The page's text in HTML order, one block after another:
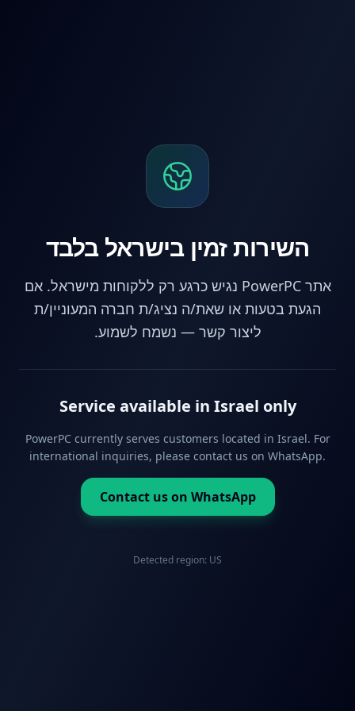
השירות זמין בישראל בלבד
אתר PowerPC נגיש כרגע רק ללקוחות מישראל. אם
הגעת בטעות או שאת/ה נציג/ת חברה המעוניין/ת
ליצור קשר — נשמח לשמוע.
Service available in Israel only
PowerPC currently serves customers located in Israel. For
international inquiries, please contact us on WhatsApp.
Contact us on WhatsApp
Detected region: US